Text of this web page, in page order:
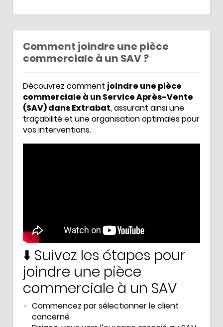
Comment joindre une pièce
commerciale à un SAV ?
Découvrez comment joindre une pièce
commerciale à un Service Après-Vente
(SAV) dans Extrabat, assurant ainsi une
traçabilité et une organisation optimales pour
vos interventions.
⬇️ Suivez les étapes pour
joindre une pièce
commerciale à un SAV
Commencez par sélectionner le client
concerné